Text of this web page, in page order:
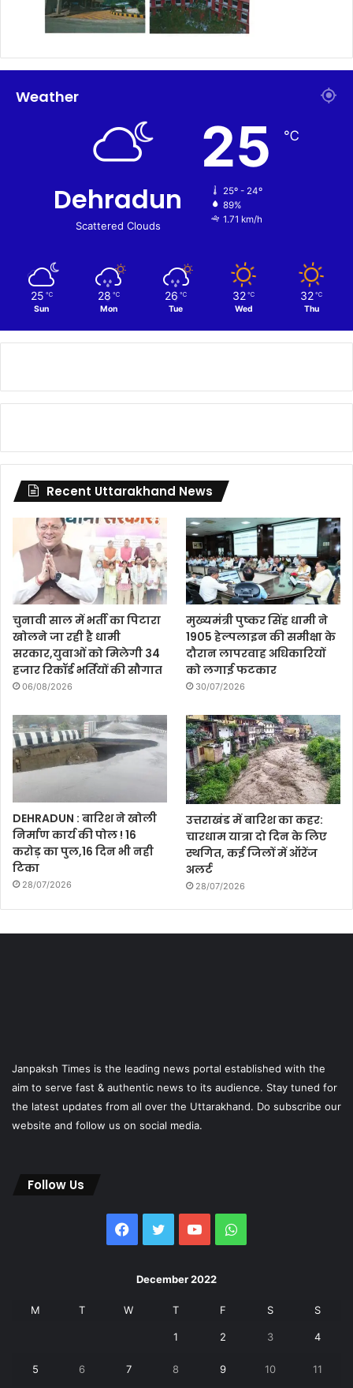
Weather
Dehradun
Scattered Clouds
25 ℃
25º - 24º
89%
1.71 km/h
25 ℃
Sun
28 ℃
Mon
26 ℃
Tue
32 ℃
Wed
32 ℃
Thu
Recent Uttarakhand News
चुनावी साल में भर्ती का पिटारा
खोलने जा रही है धामी
सरकार,युवाओं को मिलेगी 34
हजार रिकॉर्ड भर्तियों की सौगात
06/08/2026
मुख्यमंत्री पुष्कर सिंह धामी ने
1905 हेल्पलाइन की समीक्षा के
दौरान लापरवाह अधिकारियों
को लगाई फटकार
30/07/2026
DEHRADUN : बारिश ने खोली
निर्माण कार्य की पोल ! 16
करोड़ का पुल,16 दिन भी नही
टिका
28/07/2026
उत्तराखंड में बारिश का कहर:
चारधाम यात्रा दो दिन के लिए
स्थगित, कई जिलों में ऑरेंज
अलर्ट
28/07/2026
Janpaksh Times is the leading news portal established with the
aim to serve fast & authentic news to its audience. Stay tuned for
the latest updates from all over the Uttarakhand. Do subscribe our
website and follow us on social media.
Follow Us
Facebook
Twitter YouTubeWhatsApp
December 2022
M T W T F S S
1 2 3 4
5 6 7 8 9 10 11